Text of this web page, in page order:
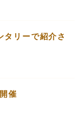
タリーで紹介さ
催